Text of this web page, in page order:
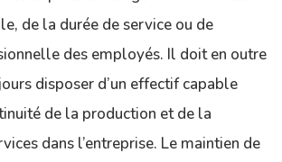
de la durée de service ou de
des employés. Il doit en outre
disposer d’un effectif capable
de la production et de la
dans l’entreprise. Le maintien de